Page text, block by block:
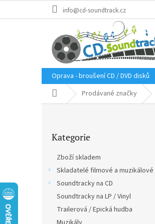
info@cd-soundtrack.cz
Oprava - broušení CD / DVD disků
Domů Prodávané značky
kategorie
Kategorie
Zboží skladem
Skladatelé filmové a
Soundtracky na CD
Soundtracky na LP / Vinyl
Trailerová / Epická hudba